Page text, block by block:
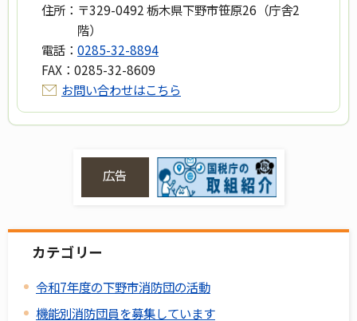
住所： 〒329-0492 栃木県下野市笹原26（庁舎2
階）
電話： 0285-32-8894
FAX： 0285-32-8609
お問い合わせはこちら
広告
カテゴリー
令和7年度の下野市消防団の活動
機能別消防団員を募集しています